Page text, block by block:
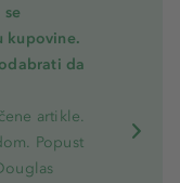
kupovine.
da
artikle.
Popust